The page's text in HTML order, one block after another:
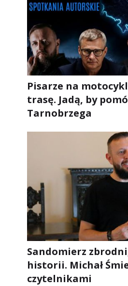
Pisarze na
trasę. Jadą, by
Tarnobrzega
Sandomierz
historii. Michał
czytelnikami